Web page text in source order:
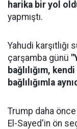
harika bir yol
yapmıştı.
Yahudi karşıtlığı
çarşamba günü
bağlılığım,
bağlılığımla
Trump daha önce
El-Sayed'in ön